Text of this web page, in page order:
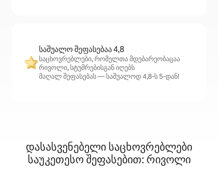
საშუალო შეფასებაა 4,8
საცხოვრებლები, რომელთა მდებარეობაცაა
რივოლი, სტუმრებისგან იღებს
მაღალ შეფასებას — საშუალოდ 4,8‑ს 5‑დან!
დასასვენებელი საცხოვრებლები
საუკეთესო შეფასებით: რივოლი